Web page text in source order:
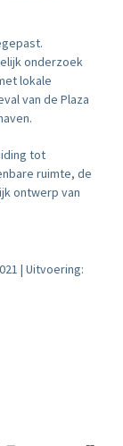
onderzoek
lokale
van de Plaza
tot
ruimte, de
ontwerp van
| Uitvoering: